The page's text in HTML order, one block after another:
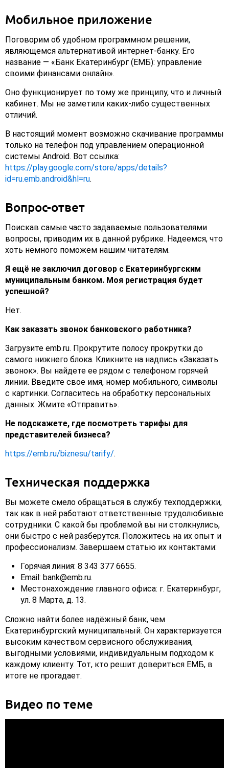
Мобильное приложение
Поговорим об удобном программном решении,
являющемся альтернативой интернет-банку. Его
название — «Банк Екатеринбург (ЕМБ): управление
своими финансами онлайн».
Оно функционирует по тому же принципу, что и личный
кабинет. Мы не заметили каких-либо существенных
отличий.
В настоящий момент возможно скачивание программы
только на телефон под управлением операционной
системы Android. Вот ссылка:
https://play.google.com/store/apps/details?
id=ru.emb.android&hl=ru.
Вопрос-ответ
Поискав самые часто задаваемые пользователями
вопросы, приводим их в данной рубрике. Надеемся, что
хоть немного поможем нашим читателям.
Я ещё не заключил договор с Екатеринбургским
муниципальным банком. Моя регистрация будет
успешной?
Нет.
Как заказать звонок банковского работника?
Загрузите emb.ru. Прокрутите полосу прокрутки до
самого нижнего блока. Кликните на надпись «Заказать
звонок». Вы найдете ее рядом с телефоном горячей
линии. Введите свое имя, номер мобильного, символы
с картинки. Согласитесь на обработку персональных
данных. Жмите «Отправить».
Не подскажете, где посмотреть тарифы для
представителей бизнеса?
https://emb.ru/biznesu/tarify/.
Техническая поддержка
Вы можете смело обращаться в службу техподдержки,
так как в ней работают ответственные трудолюбивые
сотрудники. С какой бы проблемой вы ни столкнулись,
они быстро с ней разберутся. Положитесь на их опыт и
профессионализм. Завершаем статью их контактами:
Горячая линия: 8 343 377 6655.
Email: bank@emb.ru.
Местонахождение главного офиса: г. Екатеринбург,
ул. 8 Марта, д. 13.
Сложно найти более надёжный банк, чем
Екатеринбургский муниципальный. Он характеризуется
высоким качеством сервисного обслуживания,
выгодными условиями, индивидуальным подходом к
каждому клиенту. Тот, кто решит довериться ЕМБ, в
итоге не прогадает.
Видео по теме